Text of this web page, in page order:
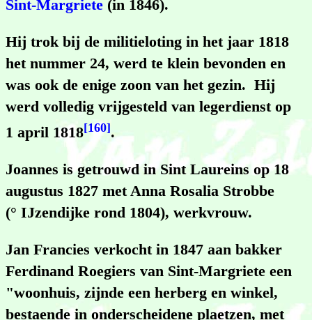
Sint-Margriete (in 1846).
Hij trok bij de militieloting in het jaar 1818
het nummer 24, werd te klein bevonden en
was ook de enige zoon van het gezin. Hij
werd volledig vrijgesteld van legerdienst op
1 april 1818[160].
Joannes is getrouwd in Sint Laureins op 18
augustus 1827 met Anna Rosalia Strobbe
(° IJzendijke rond 1804), werkvrouw.
Jan Francies verkocht in 1847 aan bakker
Ferdinand Roegiers van Sint-Margriete een
"woonhuis, zijnde een herberg en winkel,
bestaende in onderscheidene plaetzen, met